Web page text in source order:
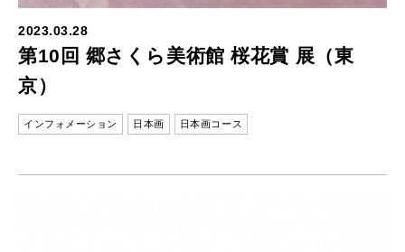
2023.03.28
第10回 郷さくら美術館 桜花賞 展（東
京）
インフォメーション 日本画 日本画コース